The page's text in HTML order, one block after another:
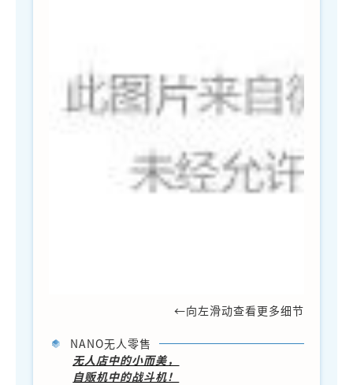
←向左滑动查看更多细节
NANO无人零售
无人店中的小而美，
自贩机中的战斗机！